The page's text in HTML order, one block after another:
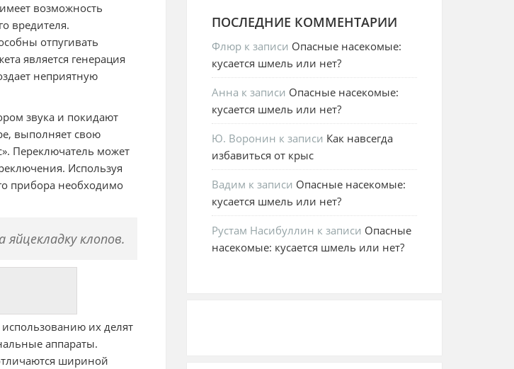
возможность
вредителя.
отпугивать
является генерация
неприятную
звука и покидают
выполняет свою
Переключатель может
Используя
прибора необходимо
клопов.
их делят
аппараты.
шириной
ПОСЛЕДНИЕ КОММЕНТАРИИ
Флюр к записи Опасные насекомые:
кусается шмель или нет?
Анна к записи Опасные насекомые:
кусается шмель или нет?
Ю. Воронин к записи Как навсегда
избавиться от крыс
Вадим к записи Опасные насекомые:
кусается шмель или нет?
Рустам Насибуллин к записи Опасные
насекомые: кусается шмель или нет?